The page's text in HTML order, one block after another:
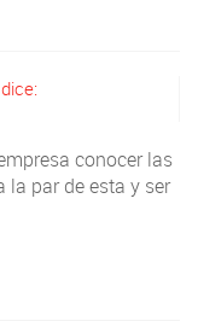
dice:
conocer las
la par de esta y ser